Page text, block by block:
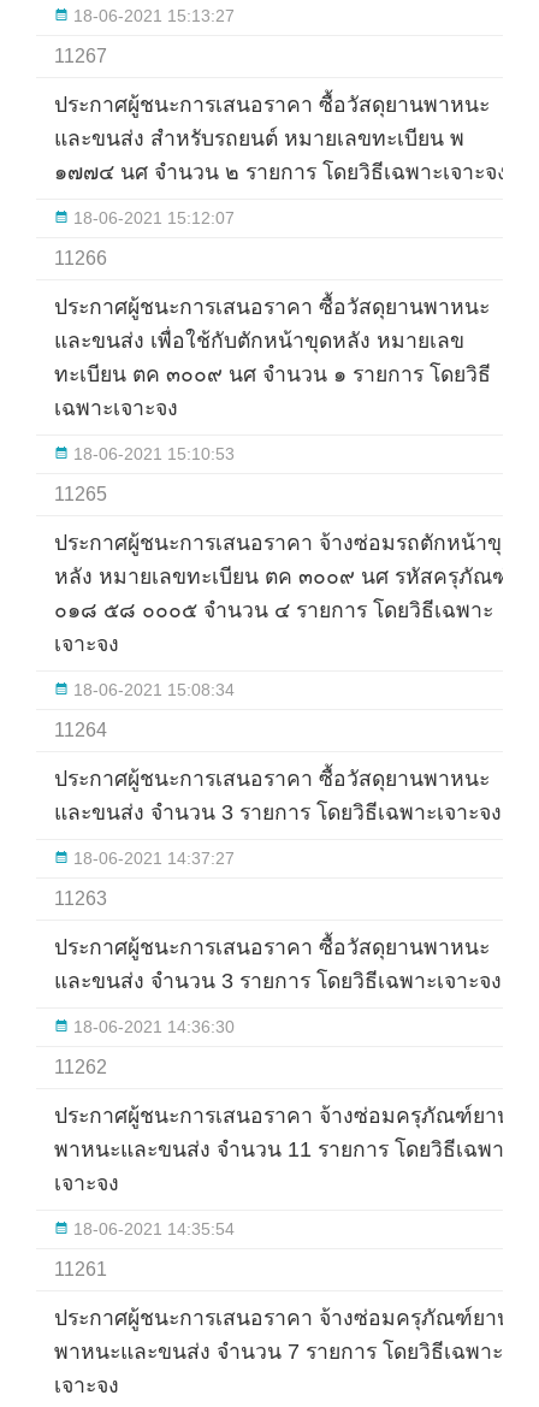
18-06-2021 15:13:27
11267
ประกาศผู้ชนะการเสนอราคา ซื้อวัสดุยานพาหนะ
และขนส่ง สำหรับรถยนต์ หมายเลขทะเบียน พ
๑๗๗๔ นศ จำนวน ๒ รายการ โดยวิธีเฉพาะเจาะจง
18-06-2021 15:12:07
11266
ประกาศผู้ชนะการเสนอราคา ซื้อวัสดุยานพาหนะ
และขนส่ง เพื่อใช้กับตักหน้าขุดหลัง หมายเลข
ทะเบียน ตค ๓๐๐๙ นศ จำนวน ๑ รายการ โดยวิธี
เฉพาะเจาะจง
18-06-2021 15:10:53
11265
ประกาศผู้ชนะการเสนอราคา จ้างซ่อมรถตักหน้าขุด
หลัง หมายเลขทะเบียน ตค ๓๐๐๙ นศ รหัสครุภัณฑ์
๐๑๘ ๕๘ ๐๐๐๕ จำนวน ๔ รายการ โดยวิธีเฉพาะ
เจาะจง
18-06-2021 15:08:34
11264
ประกาศผู้ชนะการเสนอราคา ซื้อวัสดุยานพาหนะ
และขนส่ง จำนวน 3 รายการ โดยวิธีเฉพาะเจาะจง
18-06-2021 14:37:27
11263
ประกาศผู้ชนะการเสนอราคา ซื้อวัสดุยานพาหนะ
และขนส่ง จำนวน 3 รายการ โดยวิธีเฉพาะเจาะจง
18-06-2021 14:36:30
11262
ประกาศผู้ชนะการเสนอราคา จ้างซ่อมครุภัณฑ์ยาน
พาหนะและขนส่ง จำนวน 11 รายการ โดยวิธีเฉพาะ
เจาะจง
18-06-2021 14:35:54
11261
ประกาศผู้ชนะการเสนอราคา จ้างซ่อมครุภัณฑ์ยาน
พาหนะและขนส่ง จำนวน 7 รายการ โดยวิธีเฉพาะ
เจาะจง